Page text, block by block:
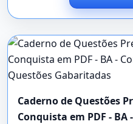
Caderno de Questões
Conquista em PDF -